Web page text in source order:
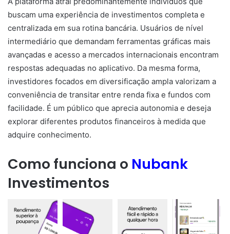
buscam uma experiência de investimentos completa e
centralizada em sua rotina bancária. Usuários de nível
intermediário que demandam ferramentas gráficas mais
avançadas e acesso a mercados internacionais encontram
respostas adequadas no aplicativo. Da mesma forma,
investidores focados em diversificação ampla valorizam a
conveniência de transitar entre renda fixa e fundos com
facilidade. É um público que aprecia autonomia e deseja
explorar diferentes produtos financeiros à medida que
adquire conhecimento.
Como funciona o Nubank
Investimentos